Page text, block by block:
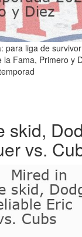
para liga de
Fama, Primero y
skid,
vs.